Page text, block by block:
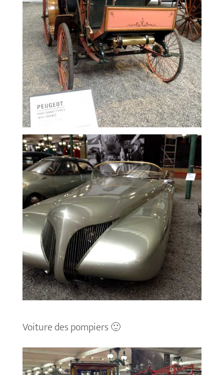
Voiture des pompiers 🙂